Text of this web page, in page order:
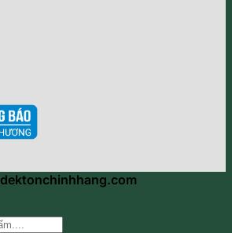
dektonchinhhang.com